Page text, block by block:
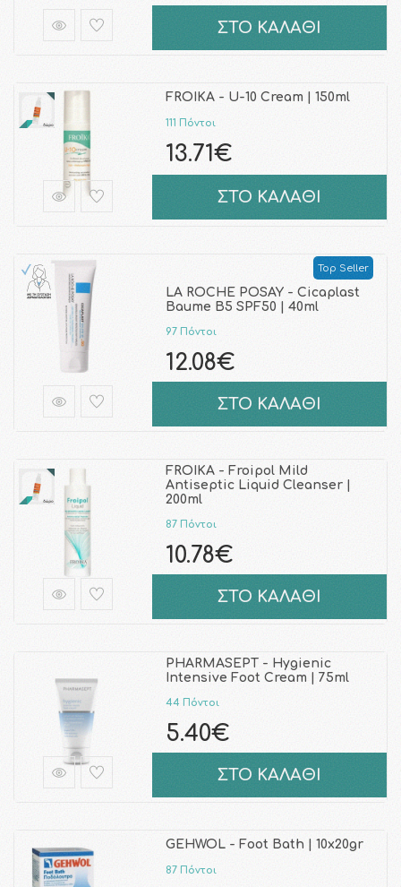
ΣΤΟ ΚΑΛΑΘΙ
FROIKA - U-10 Cream | 150ml
111 Πόντοι
13.71€
ΣΤΟ ΚΑΛΑΘΙ
Top Seller
LA ROCHE POSAY - Cicaplast
Baume B5 SPF50 | 40ml
97 Πόντοι
12.08€
ΣΤΟ ΚΑΛΑΘΙ
FROIKA - Froipol Mild
Antiseptic Liquid Cleanser |
200ml
87 Πόντοι
10.78€
ΣΤΟ ΚΑΛΑΘΙ
PHARMASEPT - Hygienic
Intensive Foot Cream | 75ml
44 Πόντοι
5.40€
ΣΤΟ ΚΑΛΑΘΙ
GEHWOL - Foot Bath | 10x20gr
87 Πόντοι